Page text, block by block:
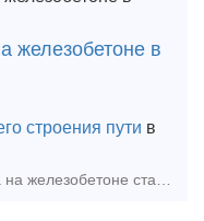
железобетоне в
строения пути в